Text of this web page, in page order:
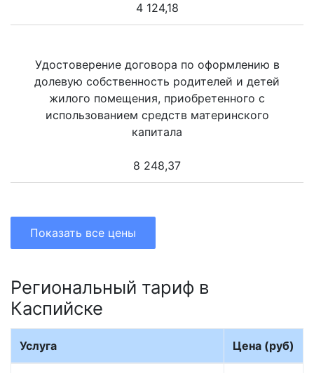
4 124,18
Удостоверение договора по оформлению в
долевую собственность родителей и детей
жилого помещения, приобретенного с
использованием средств материнского
капитала
8 248,37
Показать все цены
Региональный тариф в
Каспийске
Услуга Цена (руб)